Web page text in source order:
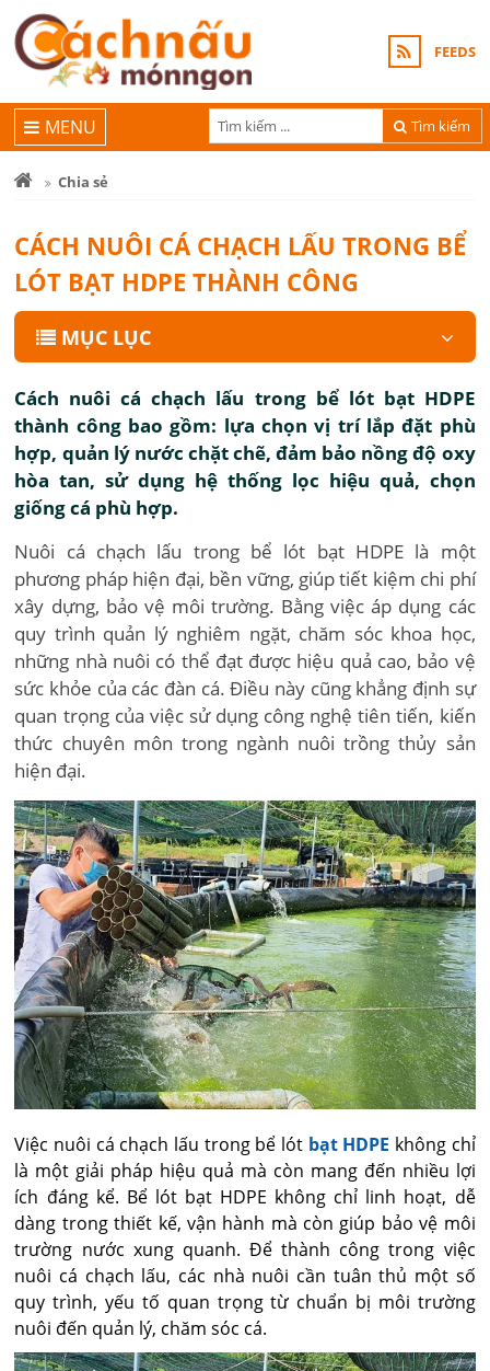
FEEDS
Tìm kiếm
MENU
Chia sẻ
CÁCH NUÔI CÁ CHẠCH LẤU TRONG BỂ
LÓT BẠT HDPE THÀNH CÔNG
MỤC LỤC
Cách nuôi cá chạch lấu trong bể lót bạt HDPE
thành công bao gồm: lựa chọn vị trí lắp đặt phù
hợp, quản lý nước chặt chẽ, đảm bảo nồng độ oxy
hòa tan, sử dụng hệ thống lọc hiệu quả, chọn
giống cá phù hợp.
Nuôi cá chạch lấu trong bể lót bạt HDPE là một
phương pháp hiện đại, bền vững, giúp tiết kiệm chi phí
xây dựng, bảo vệ môi trường. Bằng việc áp dụng các
quy trình quản lý nghiêm ngặt, chăm sóc khoa học,
những nhà nuôi có thể đạt được hiệu quả cao, bảo vệ
sức khỏe của các đàn cá. Điều này cũng khẳng định sự
quan trọng của việc sử dụng công nghệ tiên tiến, kiến
thức chuyên môn trong ngành nuôi trồng thủy sản
hiện đại.
Việc nuôi cá chạch lấu trong bể lót bạt HDPE không chỉ
là một giải pháp hiệu quả mà còn mang đến nhiều lợi
ích đáng kể. Bể lót bạt HDPE không chỉ linh hoạt, dễ
dàng trong thiết kế, vận hành mà còn giúp bảo vệ môi
trường nước xung quanh. Để thành công trong việc
nuôi cá chạch lấu, các nhà nuôi cần tuân thủ một số
quy trình, yếu tố quan trọng từ chuẩn bị môi trường
nuôi đến quản lý, chăm sóc cá.